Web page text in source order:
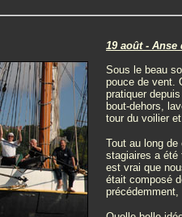
19 août - Anse
Sous le beau
pouce de vent.
pratiquer
bout-dehors,
tour du voilier
Tout au long
stagiaires a été
est vrai que
était composé